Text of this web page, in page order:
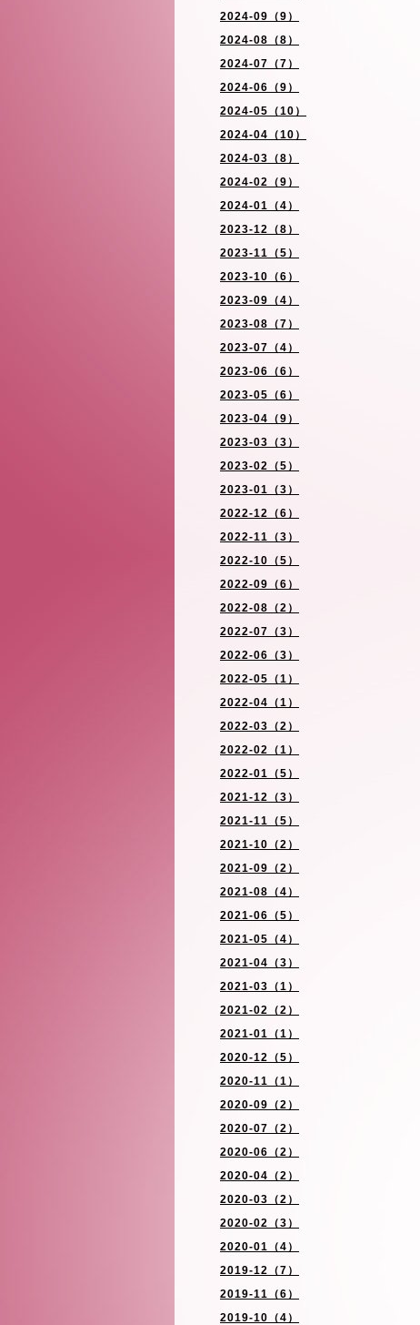
2024-09（9）
2024-08（8）
2024-07（7）
2024-06（9）
2024-05（10）
2024-04（10）
2024-03（8）
2024-02（9）
2024-01（4）
2023-12（8）
2023-11（5）
2023-10（6）
2023-09（4）
2023-08（7）
2023-07（4）
2023-06（6）
2023-05（6）
2023-04（9）
2023-03（3）
2023-02（5）
2023-01（3）
2022-12（6）
2022-11（3）
2022-10（5）
2022-09（6）
2022-08（2）
2022-07（3）
2022-06（3）
2022-05（1）
2022-04（1）
2022-03（2）
2022-02（1）
2022-01（5）
2021-12（3）
2021-11（5）
2021-10（2）
2021-09（2）
2021-08（4）
2021-06（5）
2021-05（4）
2021-04（3）
2021-03（1）
2021-02（2）
2021-01（1）
2020-12（5）
2020-11（1）
2020-09（2）
2020-07（2）
2020-06（2）
2020-04（2）
2020-03（2）
2020-02（3）
2020-01（4）
2019-12（7）
2019-11（6）
2019-10（4）